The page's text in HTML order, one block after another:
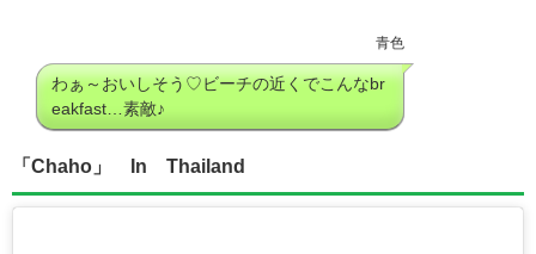
青色
わぁ～おいしそう♡ビーチの近くでこんなbr
eakfast…素敵♪
「Chaho」 In Thailand